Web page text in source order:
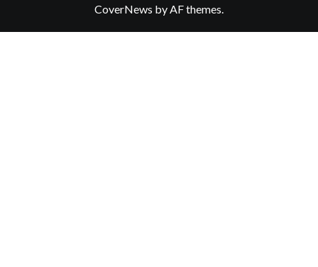
CoverNews by AF themes.